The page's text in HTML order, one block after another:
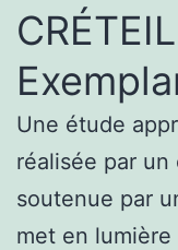
Une étude
réalisée par
soutenue par
met en